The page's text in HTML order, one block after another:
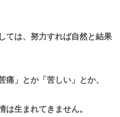
ては、努力すれば自然と結果
痛」とか「苦しい」とか、
は生まれてきません。